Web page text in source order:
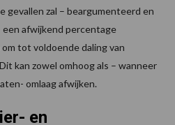
gevallen zal – beargumenteerd en
afwijkend percentage
tot voldoende daling van
kan zowel omhoog als – wanneer
omlaag afwijken.
en